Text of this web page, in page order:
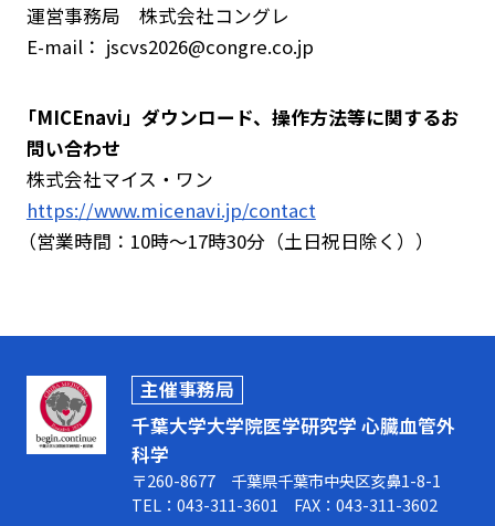
運営事務局 株式会社コングレ
E-mail： jscvs2026@congre.co.jp
「MICEnavi」ダウンロード、操作方法等に関するお
問い合わせ
株式会社マイス・ワン
https://www.micenavi.jp/contact
（営業時間：10時～17時30分（土日祝日除く））
主催事務局
千葉大学大学院医学研究学 心臓血管外
科学
〒260-8677 千葉県千葉市中央区亥鼻1-8-1
TEL：043-311-3601 FAX：043-311-3602